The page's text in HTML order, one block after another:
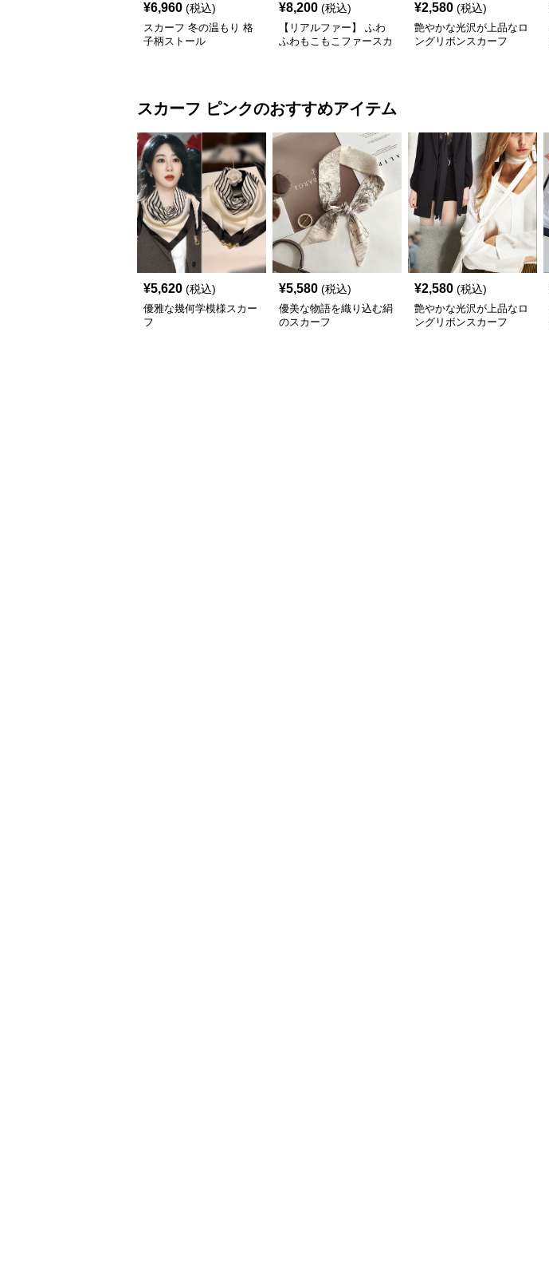
¥6,960 (税込)
スカーフ 冬の温もり 格
子柄ストール
¥8,200 (税込)
【リアルファー】 ふわ
ふわもこもこファースカ
¥2,580 (税込)
艶やかな光沢が上品なロ
ングリボンスカーフ
スカーフ ピンクのおすすめアイテム
¥5,620 (税込)
優雅な幾何学模様スカー
フ
¥5,580 (税込)
優美な物語を織り込む絹
のスカーフ
¥2,580 (税込)
艶やかな光沢が上品なロ
ングリボンスカーフ